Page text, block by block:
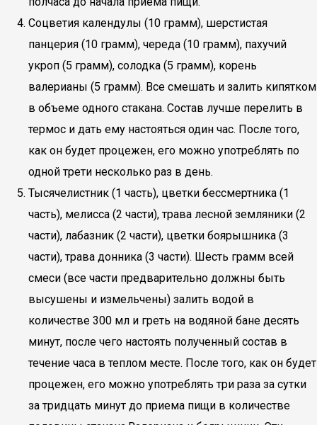
Соцветия календулы (10 грамм), шерстистая
панцерия (10 грамм), череда (10 грамм), пахучий
укроп (5 грамм), солодка (5 грамм), корень
валерианы (5 грамм). Все смешать и залить кипятком
в объеме одного стакана. Состав лучше перелить в
термос и дать ему настояться один час. После того,
как он будет процежен, его можно употреблять по
одной трети несколько раз в день.
Тысячелистник (1 часть), цветки бессмертника (1
часть), мелисса (2 части), трава лесной земляники (2
части), лабазник (2 части), цветки боярышника (3
части), трава донника (3 части). Шесть грамм всей
смеси (все части предварительно должны быть
высушены и измельчены) залить водой в
количестве 300 мл и греть на водяной бане десять
минут, после чего настоять полученный состав в
течение часа в теплом месте. После того, как он будет
процежен, его можно употреблять три раза за сутки
за тридцать минут до приема пищи в количестве